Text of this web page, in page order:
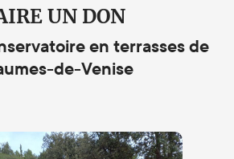
UN DON
en terrasses de
de-Venise